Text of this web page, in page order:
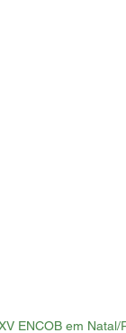
ENCOB em Natal/